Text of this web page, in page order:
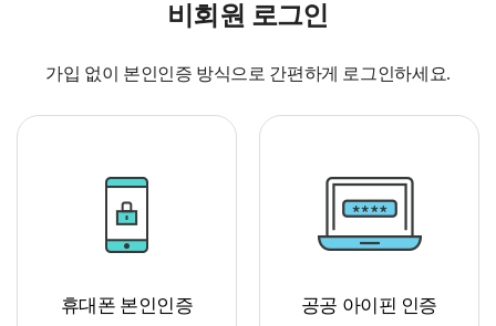
비회원 로그인
가입 없이 본인인증 방식으로 간편하게 로그인하세요.
휴대폰 본인인증 공공 아이핀 인증